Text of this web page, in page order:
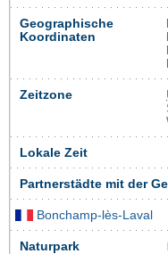
Geographische
Koordinaten
Zeitzone
Lokale Zeit
Partnerstädte mit der
Bonchamp-lès-Laval
Naturpark